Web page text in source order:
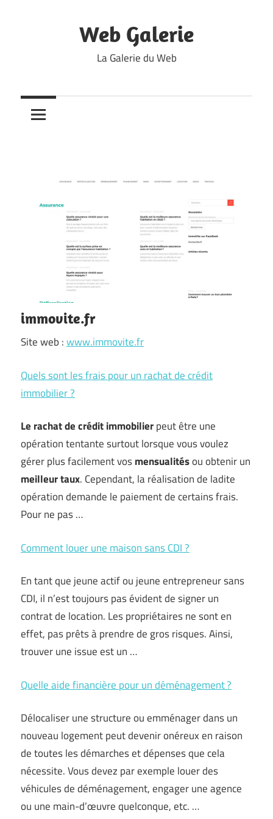
Web Galerie
La Galerie du Web
immovite.fr
Site web :www.immovite.fr
Quels sont les frais pour un rachat de crédit
immobilier ?
Le rachat de crédit immobilierpeut être une
opération tentante surtout lorsque vous voulez
gérer plus facilement vosmensualitésou obtenir un
meilleur taux. Cependant, la réalisation de ladite
opération demande le paiement de certains frais.
Pour ne pas …
Comment louer une maison sans CDI ?
En tant que jeune actif ou jeune entrepreneur sans
CDI, il n’est toujours pas évident de signer un
contrat de location. Les propriétaires ne sont en
effet, pas prêts à prendre de gros risques. Ainsi,
trouver une issue est un …
Quelle aide financière pour un déménagement ?
Délocaliser une structure ou emménager dans un
nouveau logement peut devenir onéreux en raison
de toutes les démarches et dépenses que cela
nécessite. Vous devez par exemple louer des
véhicules de déménagement, engager une agence
ou une main-d’œuvre quelconque, etc. …